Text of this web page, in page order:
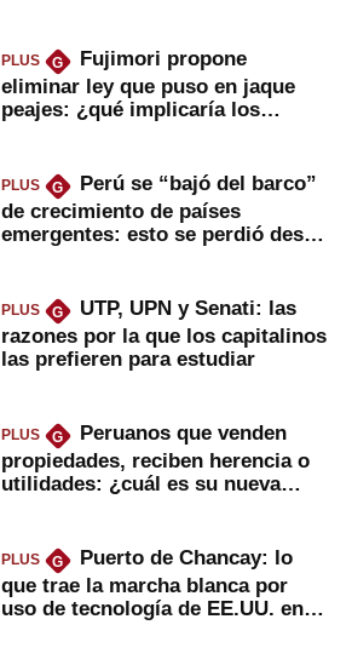
PLUS G
Fujimori propone
eliminar ley que puso en jaque
peajes: ¿qué implicaría los
PLUS G
Perú se “bajó del barco”
de crecimiento de países
emergentes: esto se perdió desde
PLUS G
UTP, UPN y Senati: las
razones por la que los capitalinos
las prefieren para estudiar
PLUS G
Peruanos que venden
propiedades, reciben herencia o
utilidades: ¿cuál es su nueva
PLUS G
Puerto de Chancay: lo
que trae la marcha blanca por
uso de tecnología de EE.UU. en